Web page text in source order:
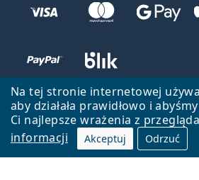
Na tej stronie internetowej
aby działała prawidłowo i
Ci najlepsze wrażenia z
informacji
Akceptuj Odrzuć
Wróć do strony głównej